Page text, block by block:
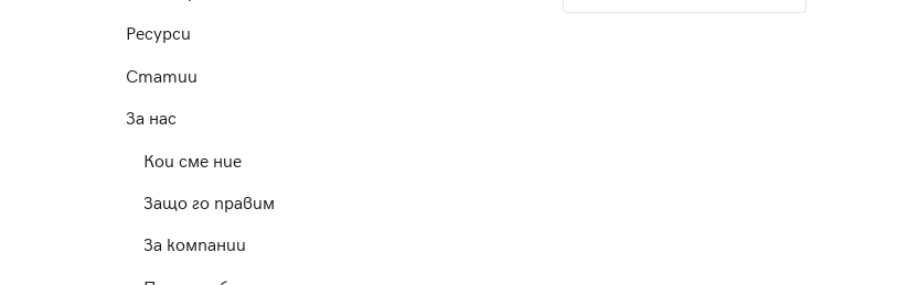
Ресурси
Статии
За нас
Кои сме ние
Защо го правим
За компании